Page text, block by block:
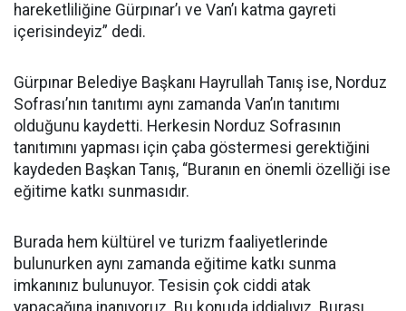
hareketliliğine Gürpınar’ı ve Van’ı katma gayreti
içerisindeyiz” dedi.
Gürpınar Belediye Başkanı Hayrullah Tanış ise, Norduz
Sofrası’nın tanıtımı aynı zamanda Van’ın tanıtımı
olduğunu kaydetti. Herkesin Norduz Sofrasının
tanıtımını yapması için çaba göstermesi gerektiğini
kaydeden Başkan Tanış, “Buranın en önemli özelliği ise
eğitime katkı sunmasıdır.
Burada hem kültürel ve turizm faaliyetlerinde
bulunurken aynı zamanda eğitime katkı sunma
imkanınız bulunuyor. Tesisin çok ciddi atak
yapacağına inanıyoruz. Bu konuda iddialıyız. Burası